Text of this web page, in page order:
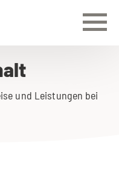
und Leistungen bei